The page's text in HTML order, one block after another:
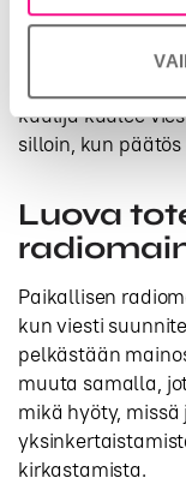
sesonkiin tai
ketterän keinon
kuulija kuulee
silloin, kun päätös
Luova
Paikallisen
kun viesti
pelkästään
muuta samalla,
mikä hyöty,
kirkastamista.